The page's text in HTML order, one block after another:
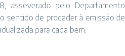
asseverado pelo Departamento
sentido de proceder à emissão de
para cada bem.